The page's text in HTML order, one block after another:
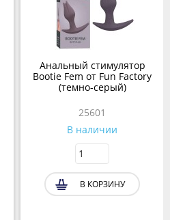
Анальный стимулятор
Bootie Fem от Fun Factory
(темно-серый)
25601
В наличии
В КОРЗИНУ